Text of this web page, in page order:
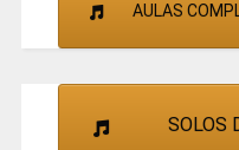
AULAS
SOLOS